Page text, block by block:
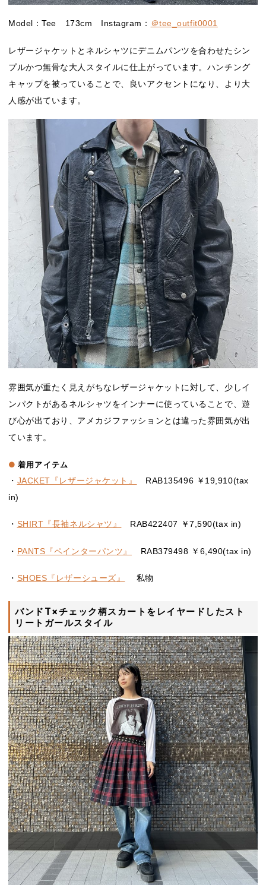
Model：Tee 173cm Instagram： ＠tee_outfit0001
レザージャケットとネルシャツにデニムパンツを合わせたシン
プルかつ無骨な大人スタイルに仕上がっています。ハンチング
キャップを被っていることで、良いアクセントになり、より大
人感が出ています。
雰囲気が重たく見えがちなレザージャケットに対して、少しイ
ンパクトがあるネルシャツをインナーに使っていることで、遊
び心が出ており、アメカジファッションとは違った雰囲気が出
ています。
着用アイテム
・ JACKET『レザージャケット』
RAB135496 ￥19,910(tax
in)
・ SHIRT『長袖ネルシャツ』 RAB422407 ￥7,590(tax in)
・ PANTS『ペインターパンツ』 RAB379498 ￥6,490(tax in)
・ SHOES『レザーシューズ』 私物
バンドT×チェック柄スカートをレイヤードしたスト
リートガールスタイル